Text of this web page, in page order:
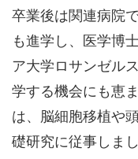
卒業後は関連病院
も進学し、医学博
ア大学ロサンゼル
学する機会にも恵
は、脳細胞移植や
礎研究に従事しまし